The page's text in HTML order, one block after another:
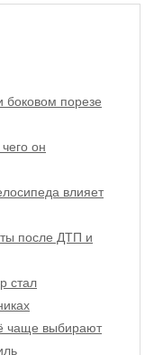
боковом порезе
он
влияет
после ДТП и
стал
чаще выбирают